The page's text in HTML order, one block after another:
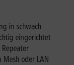
in schwach
eingerichtet
oder LAN